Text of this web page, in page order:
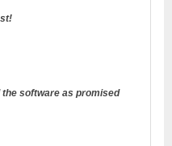
software as promised